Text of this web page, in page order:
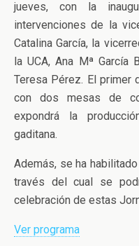
jueves, con la
intervenciones de la
Catalina García, la
la UCA, Ana Mª García
Teresa Pérez. El primer
con dos mesas de
expondrá la
gaditana.
Además, se ha
través del cual se
celebración de estas
Ver programa